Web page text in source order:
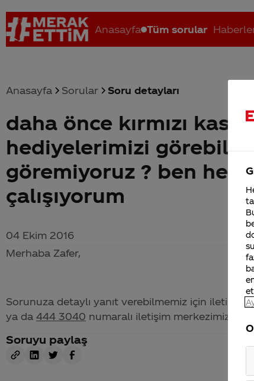
Anasayfa Tüm sorular
Coca-Cola nerenin malı? Coca cola İsrail malı mı Yani ...
Anasayfa Sorular Soru detayları
daha önce kırmızı
hediyelerimizi
göremiyoruz ? ben
çalışıyorum
04 Ekim 2016
Merhaba Zafer,
Sorunuza detaylı yanıt verebilmemiz için
ya da 444 3040 numaralı iletişim merkezimizden
Soruyu paylaş